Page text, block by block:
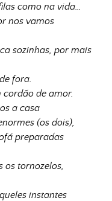
como na vida…
nos vamos
sozinhas, por mais
fora.
de amor.
a casa
(os dois),
preparadas
os tornozelos,
instantes